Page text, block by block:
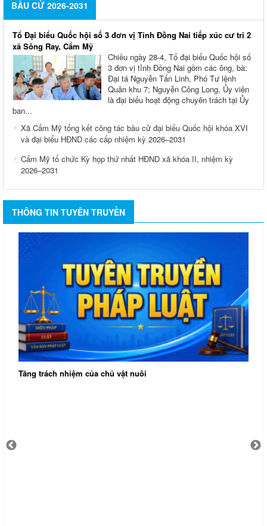
BẦU CỬ 2026-2031
Tổ Đại biểu Quốc hội số 3 đơn vị Tỉnh Đồng Nai tiếp xúc cư tri 2
xã Sông Ray, Cẩm Mỹ
Chiều ngày 28-4, Tổ đại biểu Quốc hội số
3 đơn vị tỉnh Đồng Nai gồm các ông, bà:
Đại tá Nguyễn Tấn Linh, Phó Tư lệnh
Quân khu 7; Nguyễn Công Long, Ủy viên
là đại biểu hoạt động chuyên trách tại Ủy
ban...
Xã Cẩm Mỹ tổng kết công tác bầu cử đại biểu Quốc hội khóa XVI
và đại biểu HĐND các cấp nhiệm kỳ 2026–2031
Cẩm Mỹ tổ chức Kỳ họp thứ nhất HĐND xã khóa II, nhiệm kỳ
2026–2031
THÔNG TIN TUYÊN TRUYỀN
Tăng trách nhiệm của chủ vật nuôi